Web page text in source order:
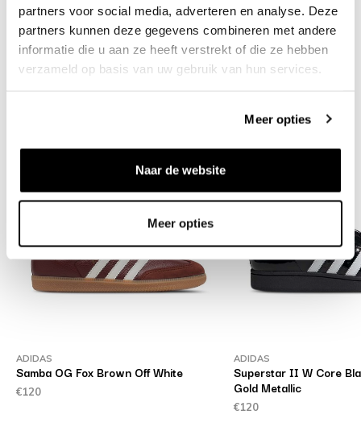
partners voor social media, adverteren en analyse. Deze
partners kunnen deze gegevens combineren met andere
informatie die u aan ze heeft verstrekt of die ze hebben
verzameld op basis van uw gebruik van hun services.
Meer opties
Naar de website
Meer opties
Über dieses Produkt
Versand und Rückgabe
Verwandte Produkte
ADIDAS
Samba OG Fox Brown Off White
€120
ADIDAS
Superstar II W Core
Gold Metallic
€120